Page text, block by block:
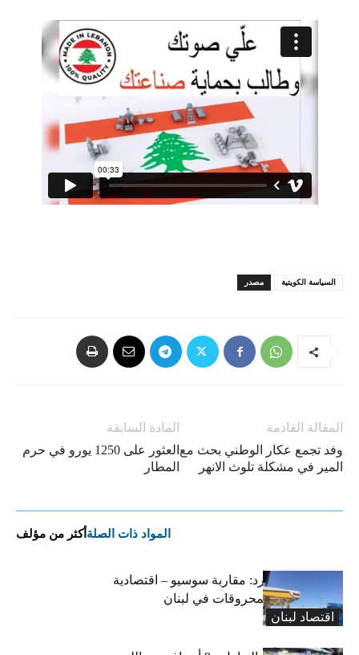
مصدر السياسة الكويتية
المادة السابقة
العثور على 1250 يورو في حرم
المطار
المقالة القادمة
وفد تجمع عكار الوطني بحث مع
المير في مشكلة تلوث الانهر
المواد ذات الصلة أكثر من مؤلف
اقتصاد لبنان
التضخم المستورد: مقاربة سوسيو – اقتصادية
لارتفاع أسعار المحروقات في لبنان